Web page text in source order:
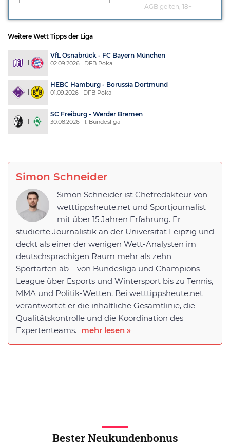
AGB gelten, 18+
Weitere Wett Tipps der Liga
VfL Osnabrück - FC Bayern München
02.09.2026 | DFB Pokal
HEBC Hamburg - Borussia Dortmund
01.09.2026 | DFB Pokal
SC Freiburg - Werder Bremen
30.08.2026 | 1. Bundesliga
Simon Schneider
Simon Schneider ist Chefredakteur von
wetttippsheute.net und Sportjournalist
mit über 15 Jahren Erfahrung. Er
studierte Journalistik an der Universität Leipzig und
deckt als einer der wenigen Wett-Analysten im
deutschsprachigen Raum mehr als zehn
Sportarten ab – von Bundesliga und Champions
League über Esports und Wintersport bis zu Tennis,
MMA und Politik-Wetten. Bei wetttippsheute.net
verantwortet er die inhaltliche Gesamtlinie, die
Qualitätskontrolle und die Koordination des
Expertenteams. mehr lesen »
Bester Neukundenbonus